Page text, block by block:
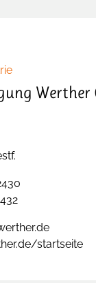
Werther
startseite